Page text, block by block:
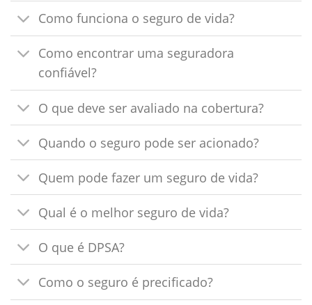
Como funciona o seguro de vida?
Como encontrar uma seguradora
confiável?
O que deve ser avaliado na cobertura?
Quando o seguro pode ser acionado?
Quem pode fazer um seguro de vida?
Qual é o melhor seguro de vida?
O que é DPSA?
Como o seguro é precificado?